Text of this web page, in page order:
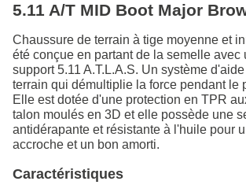
5.11 A/T MID Boot Major
Chaussure de terrain à tige moyenne et
été conçue en partant de la semelle avec
support 5.11 A.T.L.A.S. Un système
terrain qui démultiplie la force pendant le
Elle est dotée d'une protection en TPR
talon moulés en 3D et elle possède une
antidérapante et résistante à l'huile pour
accroche et un bon amorti.
Caractéristiques